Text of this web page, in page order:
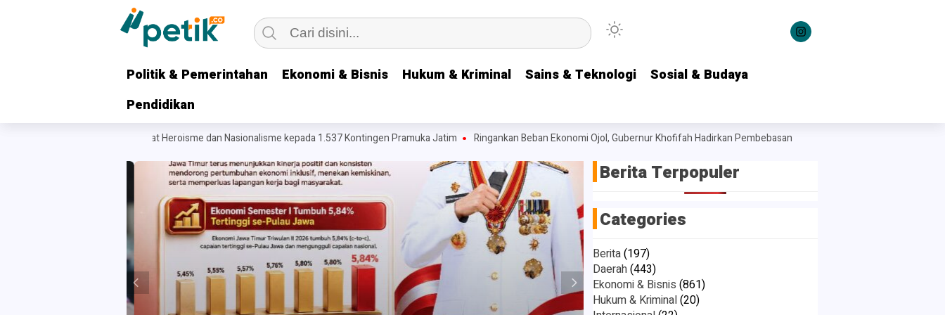
Politik & Pemerintahan Ekonomi & Bisnis Hukum & Kriminal Sains & Teknologi
Sosial & Budaya
Pendidikan
Politik & Pemerintahan Ekonomi & Bisnis Hukum & Kriminal Sains & Teknologi
Sosial & Budaya
Pendidikan
Pesankan Semangat Heroisme dan Nasionalisme kepada 1.537 Kontingen Pramuka Jatim Ringankan Beban Ekonomi Ojol, Gubernur Khofifah Hadirkan Pembebasan Denda dan Pokok Tunggakan PKB di
Berita Terpopuler
Categories
Berita(197)
Daerah(443)
Ekonomi & Bisnis (861)
Hukum & Kriminal(20)